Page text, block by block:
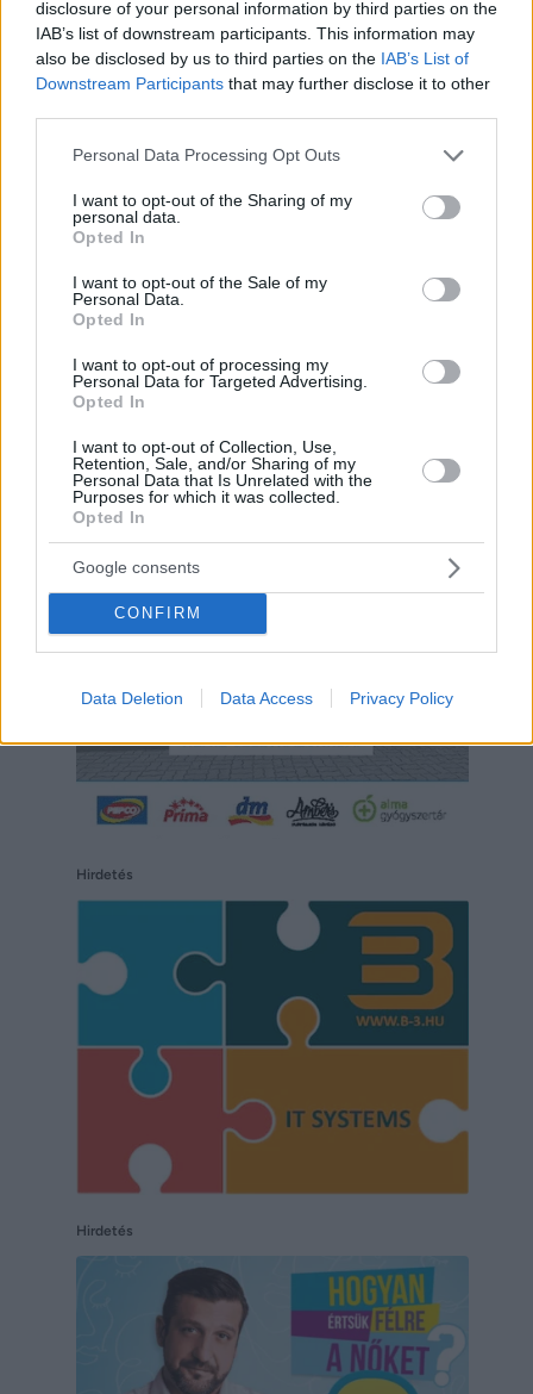
disclosure of your personal information by third parties on the
IAB’s list of downstream participants. This information may
also be disclosed by us to third parties on the IAB’s List of
Downstream Participants that may further disclose it to other
Please note that this website/app uses one or more Google
not limited to your visit or usage behaviour. You may click to
grant or deny consent to Google and its third-party tags to
use your data for below specified purposes in below Google
consent section.
Personal Data Processing Opt Outs
I want to opt-out of the Sharing of my
personal data.
Opted In
I want to opt-out of the Sale of my
Personal Data.
Opted In
I want to opt-out of processing my
Personal Data for Targeted Advertising.
Opted In
I want to opt-out of Collection, Use,
Retention, Sale, and/or Sharing of my
Personal Data that Is Unrelated with the
Purposes for which it was collected.
Opted In
Google consents
CONFIRM
Data Deletion Data Access Privacy Policy
Reddit Telegram
Email
Hirdetés
Hirdetés
Hirdetés
Hirdetés